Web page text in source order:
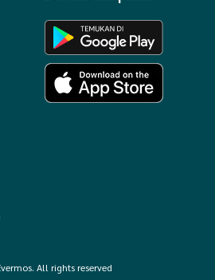
All rights reserved